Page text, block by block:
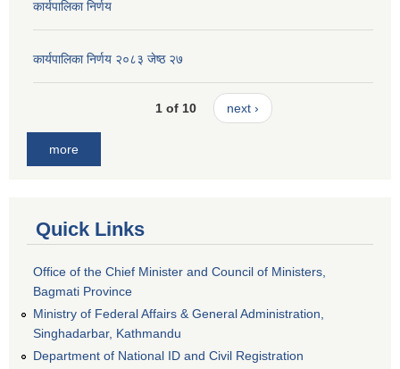
कार्यपालिका निर्णय
कार्यपालिका निर्णय २०८३ जेष्ठ २७
1 of 10 next ›
more
Quick Links
Office of the Chief Minister and Council of Ministers,
Bagmati Province
Ministry of Federal Affairs & General Administration,
Singhadarbar, Kathmandu
Department of National ID and Civil Registration